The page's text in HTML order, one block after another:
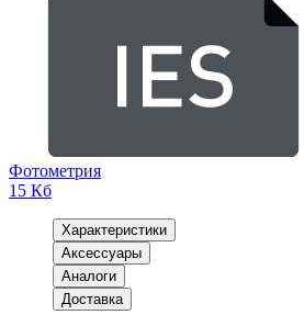
Фотометрия
15 Кб
Характеристики
Аксессуары
Аналоги
Доставка